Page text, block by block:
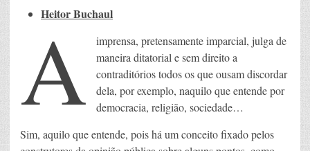
Heitor Buchaul
A
imprensa, pretensamente imparcial, julga de
maneira ditatorial e sem direito a
contraditórios todos os que ousam discordar
dela, por exemplo, naquilo que entende por
democracia, religião, sociedade…
Sim, aquilo que entende, pois há um conceito fixado pelos